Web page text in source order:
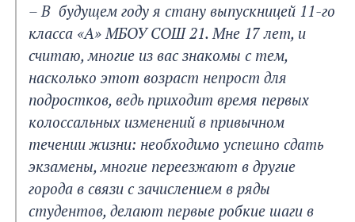
– В будущем году я стану выпускницей 11-го
класса «А» МБОУ СОШ 21. Мне 17 лет, и
считаю, многие из вас знакомы с тем,
насколько этот возраст непрост для
подростков, ведь приходит время первых
колоссальных изменений в привычном
течении жизни: необходимо успешно сдать
экзамены, многие переезжают в другие
города в связи с зачислением в ряды
студентов, делают первые робкие шаги в